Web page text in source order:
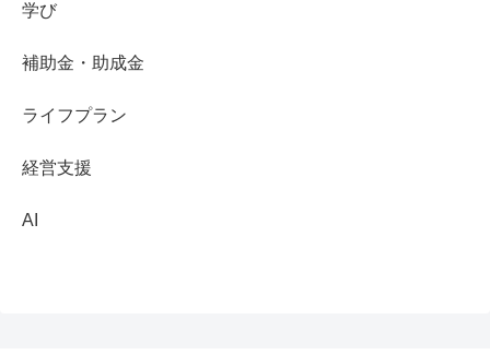
学び
補助金・助成金
ライフプラン
経営支援
AI